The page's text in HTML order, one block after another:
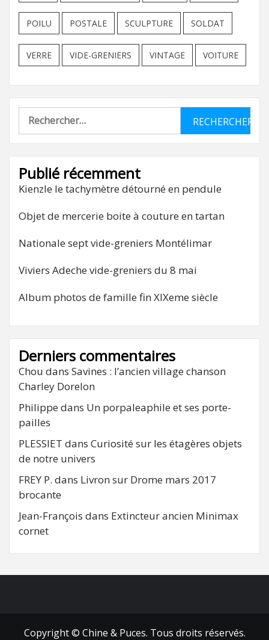
POILU POSTALE SCULPTURE SOLDAT
VERRE VIDE-GRENIERS VINTAGE VOITURE
Rechercher :
Publié récemment
Kienzle le tachymètre détourné en pendule
Objet de mercerie boite à couture en tartan
Nationale sept vide-greniers Montélimar
Viviers Adeche vide-greniers du 8 mai
Album photos de famille fin XIXeme siècle
Derniers commentaires
Chou dans Savines : l’ancien village chanson
Charley Dorelon
Philippe dans Un porpaleaphile et ses porte-
pailles
PLESSIET dans Curiosité sur les étagères objets
de notre univers
FREY P. dans Livron sur Drome mars 2017
brocante
Jean-François dans Extincteur ancien Minimax
cornet
Copyright © Chine & Puces. Tous droits réservés.